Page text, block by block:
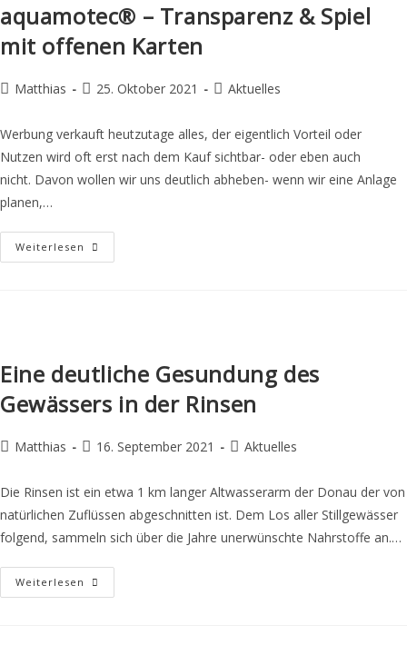
aquamotec® – Transparenz & Spiel
mit offenen Karten
Matthias 25. Oktober 2021 Aktuelles
Werbung verkauft heutzutage alles, der eigentlich Vorteil oder
Nutzen wird oft erst nach dem Kauf sichtbar- oder eben auch
nicht. Davon wollen wir uns deutlich abheben- wenn wir eine Anlage
planen,…
Weiterlesen
Eine deutliche Gesundung des
Gewässers in der Rinsen
Matthias 16. September 2021 Aktuelles
Die Rinsen ist ein etwa 1 km langer Altwasserarm der Donau der von
natürlichen Zuflüssen abgeschnitten ist. Dem Los aller Stillgewässer
folgend, sammeln sich über die Jahre unerwünschte Nahrstoffe an.…
Weiterlesen